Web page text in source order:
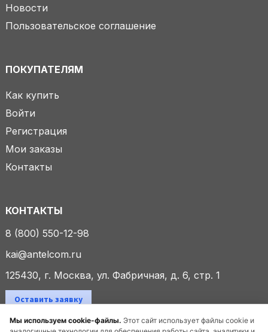
Мы используем cookie-файлы. Этот сайт использует файлы cookie и
Новости
Пользовательское соглашение
ПОКУПАТЕЛЯМ
Как купить
Войти
Регистрация
Мои заказы
Контакты
КОНТАКТЫ
8 (800) 550-12-98
kai@antelcom.ru
125430, г. Москва, ул. Фабричная, д. 6, стр. 1
Оставить заявку